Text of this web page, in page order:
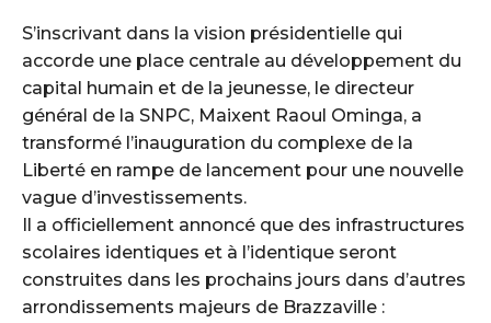
S’inscrivant dans la vision présidentielle qui
accorde une place centrale au développement du
capital humain et de la jeunesse, le directeur
général de la SNPC, Maixent Raoul Ominga, a
transformé l’inauguration du complexe de la
Liberté en rampe de lancement pour une nouvelle
vague d’investissements.
Il a officiellement annoncé que des infrastructures
scolaires identiques et à l’identique seront
construites dans les prochains jours dans d’autres
arrondissements majeurs de Brazzaville :